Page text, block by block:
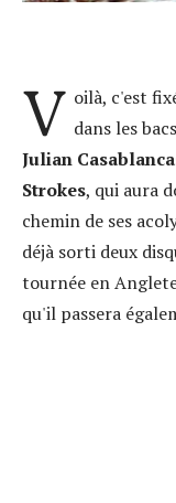
V oilà, c'est
dans les
Julian
Strokes, qui aura
chemin de ses
déjà sorti deux
tournée en
qu'il passera